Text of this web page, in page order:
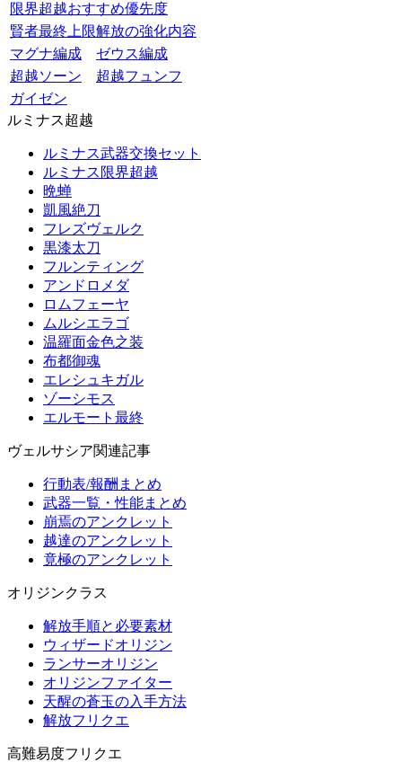
限界超越おすすめ優先度
賢者最終上限解放の強化内容
マグナ編成
ゼウス編成
超越ソーン
超越フュンフ
ガイゼン
ルミナス超越
ルミナス武器交換セット
ルミナス限界超越
晩蝉
凱風絶刀
フレズヴェルク
黒漆太刀
フルンティング
アンドロメダ
ロムフェーヤ
ムルシエラゴ
温羅面金色之装
布都御魂
エレシュキガル
ゾーシモス
エルモート最終
ヴェルサシア関連記事
行動表/報酬まとめ
武器一覧・性能まとめ
崩焉のアンクレット
越達のアンクレット
竟極のアンクレット
オリジンクラス
解放手順と必要素材
ウィザードオリジン
ランサーオリジン
オリジンファイター
天醒の蒼玉の入手方法
解放フリクエ
高難易度フリクエ